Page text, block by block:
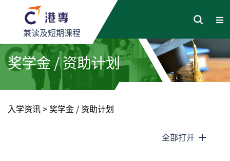
兼读及短期课程
奖学金 / 资助计划
入学资讯> 奖学金 / 资助计划
全部打开